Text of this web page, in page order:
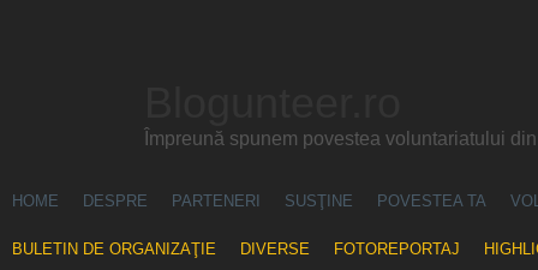
Împreună spunem povestea voluntariatului
HOME DESPRE PARTENERI SUSŢINE POVESTEA TA
BULETIN DE ORGANIZAŢIE DIVERSE FOTOREPORTAJ